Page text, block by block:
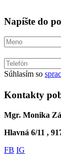
Napíšte do
Súhlasím so
Kontakty
Mgr. Monika
Hlavná 6/11 ,
FB IG